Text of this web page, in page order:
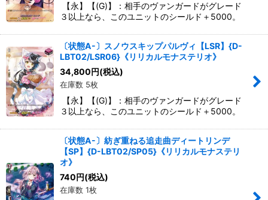
【永】【(G)】：相手のヴァンガードがグレード
３以上なら、このユニットのシールド＋5000。
〔状態A-〕スノウスキップパルヴィ【LSR】{D-
LBT02/LSR06}《リリカルモナステリオ》
34,800円(税込)
在庫数 5枚
【永】【(G)】：相手のヴァンガードがグレード
３以上なら、このユニットのシールド＋5000。
〔状態A-〕紡ぎ重ねる追走曲ディートリンデ
【SP】{D-LBT02/SP05}《リリカルモナステリ
オ》
740円(税込)
在庫数 1枚